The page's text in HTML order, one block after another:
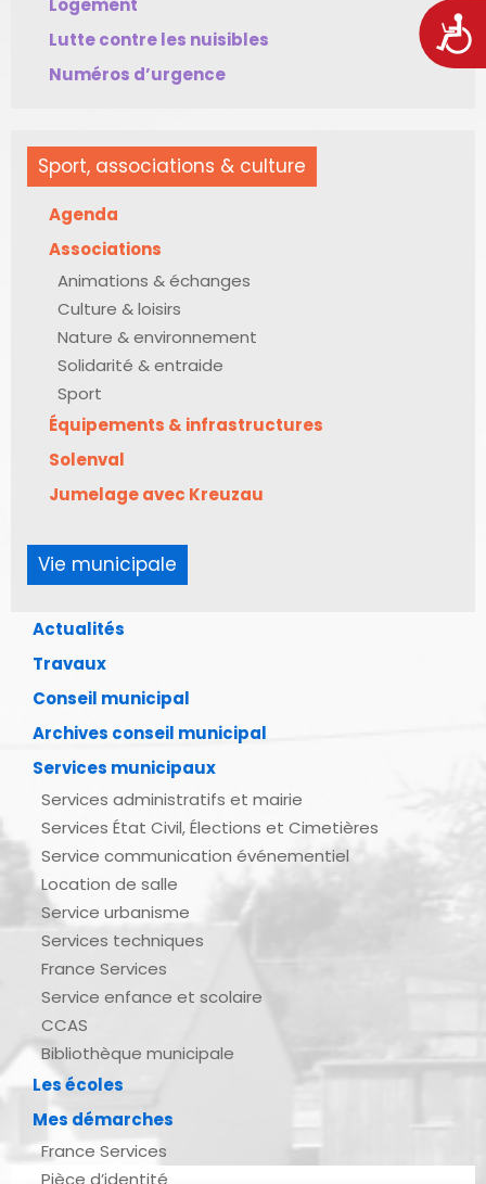
Logement
Lutte contre les nuisibles
Numéros d’urgence
Sport, associations & culture
Agenda
Associations
Animations & échanges
Culture & loisirs
Nature & environnement
Solidarité & entraide
Sport
Équipements & infrastructures
Solenval
Jumelage avec Kreuzau
Vie municipale
Actualités
Travaux
Conseil municipal
Archives conseil municipal
Services municipaux
Services administratifs et mairie
Services État Civil, Élections et Cimetières
Service communication événementiel
Location de salle
Service urbanisme
Services techniques
France Services
Service enfance et scolaire
CCAS
Bibliothèque municipale
Les écoles
Mes démarches
France Services
Pièce d’identité